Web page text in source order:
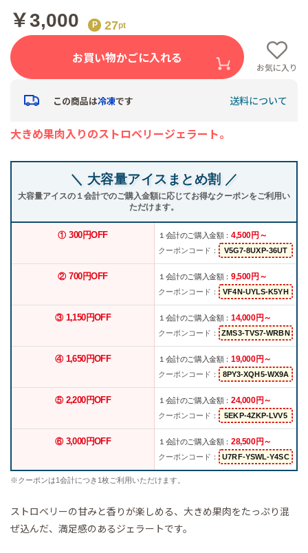
￥3,000 27
お買い物かごに入れる
お気に入り
この商品は冷凍です 送料について
大きめ果肉入りのストロベリージェラート。
＼ 大容量アイスまとめ割 ／
大容量アイスの１会計でのご購入金額に応じてお得なクーポンをご利用い
ただけます。
① 300円OFF １会計のご購入金額： 4,500円～
クーポンコード：
② 700円OFF １会計のご購入金額： 9,500円～
クーポンコード：
③ 1,150円OFF １会計のご購入金額： 14,000円～
クーポンコード：
④ 1,650円OFF １会計のご購入金額： 19,000円～
クーポンコード：
⑤ 2,200円OFF １会計のご購入金額： 24,000円～
クーポンコード：
⑥ 3,000円OFF １会計のご購入金額： 28,500円～
クーポンコード：
※クーポンは1会計につき1枚ご利用いただけます。
ストロベリーの甘みと香りが楽しめる、大きめ果肉をたっぷり混
ぜ込んだ、満足感のあるジェラートです。